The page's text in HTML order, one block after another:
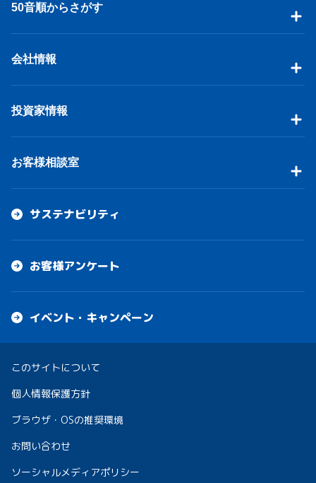
50音順からさがす
会社情報
投資家情報
お客様相談室
サステナビリティ
お客様アンケート
イベント・キャンペーン
このサイトについて
個人情報保護方針
ブラウザ・OSの推奨環境
お問い合わせ
ソーシャルメディアポリシー